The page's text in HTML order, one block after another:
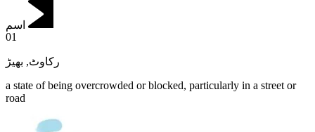
اسم
01
رکاوٹ, بھیڑ
a state of being overcrowded or blocked, particularly in a street or
road